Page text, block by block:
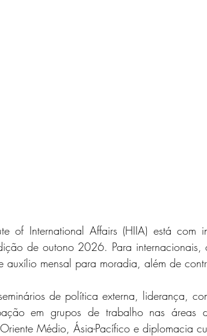
of International Affairs (HIIA) está com
de outono 2026. Para
auxílio mensal para moradia, além de
de política externa, liderança,
em grupos de trabalho nas áreas
Médio, Ásia-Pacífico e diplomacia